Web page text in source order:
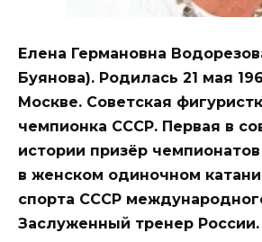
Елена Германовна
Буянова). Родилась 21 мая
Москве. Советская
чемпионка СССР. Первая в
истории призёр
в женском одиночном
спорта СССР
Заслуженный тренер России.